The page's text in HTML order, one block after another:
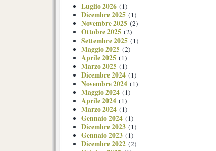
Luglio 2026 (1)
Dicembre 2025 (1)
Novembre 2025 (2)
Ottobre 2025 (2)
Settembre 2025 (1)
Maggio 2025 (2)
Aprile 2025 (1)
Marzo 2025 (1)
Dicembre 2024 (1)
Novembre 2024 (1)
Maggio 2024 (1)
Aprile 2024 (1)
Marzo 2024 (1)
Gennaio 2024 (1)
Dicembre 2023 (1)
Gennaio 2023 (1)
Dicembre 2022 (2)